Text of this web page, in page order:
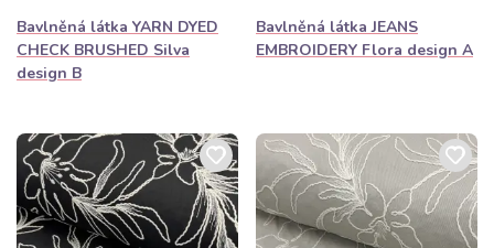
Bavlněná látka YARN DYED
CHECK BRUSHED Silva
design B
Bavlněná látka JEANS
EMBROIDERY Flora design A